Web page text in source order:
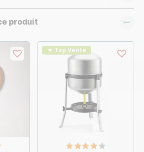
produit
★ Top Vente